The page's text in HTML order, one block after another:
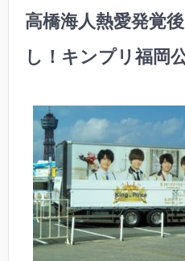
高橋海人熱愛発覚
し！キンプリ福岡